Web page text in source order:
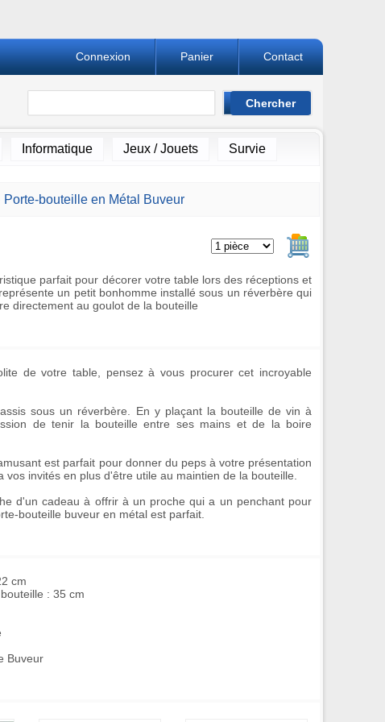
Contact
Panier
Connexion
Informatique Jeux / Jouets
Survie
Porte-bouteille en Métal Buveur
parfait pour décorer votre table lors des réceptions et
un petit bonhomme installé sous un réverbère qui
directement au goulot de la bouteille
de votre table, pensez à vous procurer cet incroyable
sous un réverbère. En y plaçant la bouteille de vin à
de tenir la bouteille entre ses mains et de la boire
est parfait pour donner du peps à votre présentation
vos invités en plus d'être utile au maintien de la bouteille.
d'un cadeau à offrir à un proche qui a un penchant pour
bouteille buveur en métal est parfait.
cm
: 35 cm
Buveur